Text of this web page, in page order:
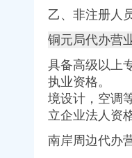
在这里有便宜的苹
福利,来找福利
代办个体工商户-一
趣网
家,图片,公司注册、
-商务-十堰网
网
业执照呢_搜问问
乙、非注册人
铜元局代办营
具备高级以上
执业资格。
境设计，空调
立企业法人
南岸周边代办